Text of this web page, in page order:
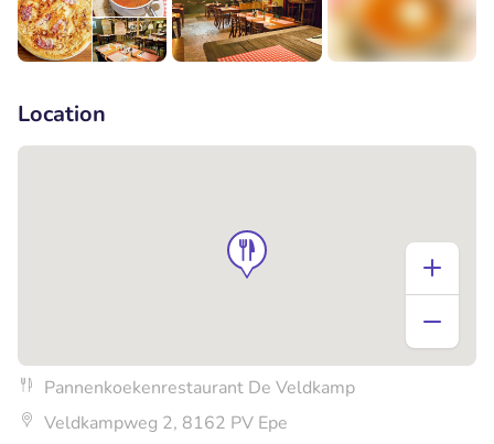
Location
Pannenkoekenrestaurant De Veldkamp
Veldkampweg 2, 8162 PV Epe